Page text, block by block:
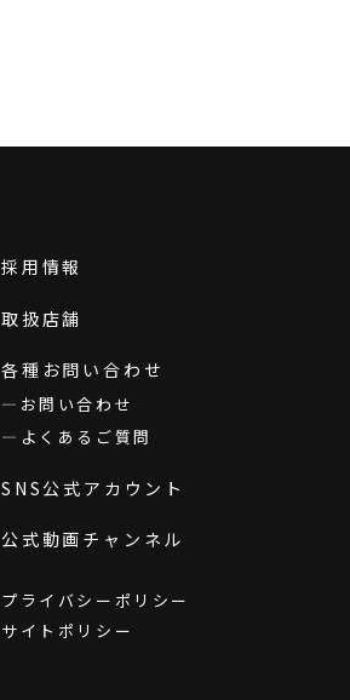
採用情報
取扱店舗
各種お問い合わせ
お問い合わせ
よくあるご質問
SNS公式アカウント
公式動画チャンネル
プライバシーポリシー
サイトポリシー